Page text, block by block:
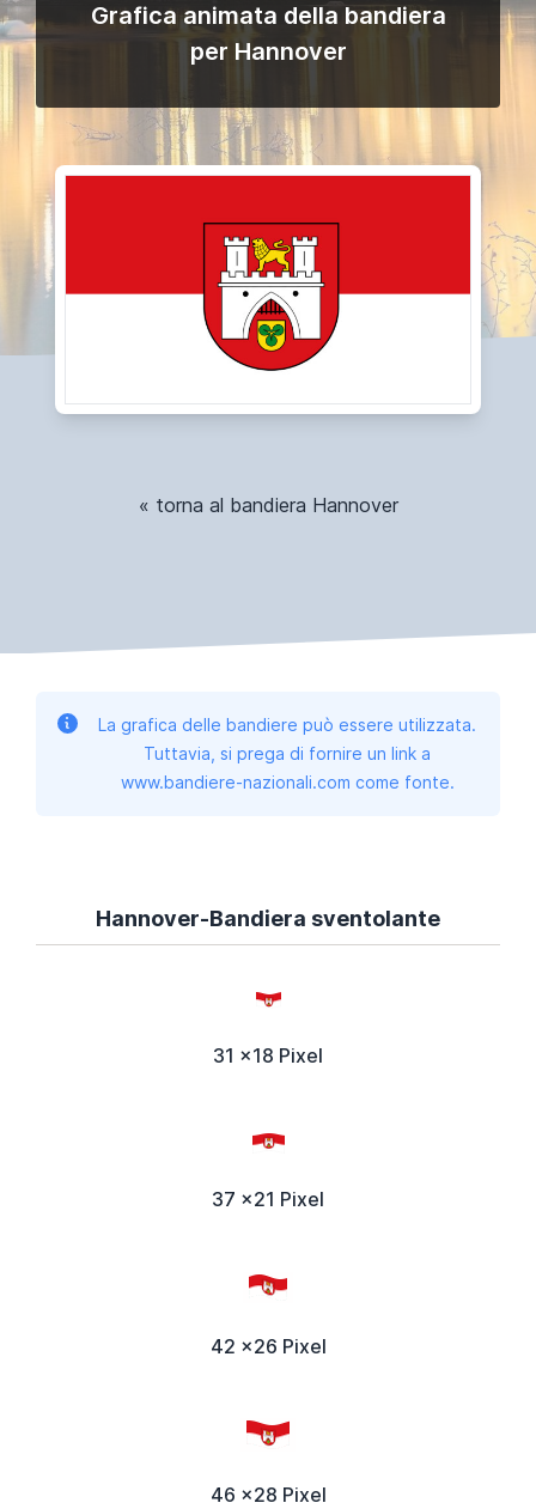
Grafica animata della bandiera
per Hannover
« torna al bandiera Hannover
La grafica delle bandiere può essere utilizzata.
Tuttavia, si prega di fornire un link a
www.bandiere-nazionali.com come fonte.
Hannover-Bandiera sventolante
31 x18 Pixel
37 x21 Pixel
42 x26 Pixel
46 x28 Pixel